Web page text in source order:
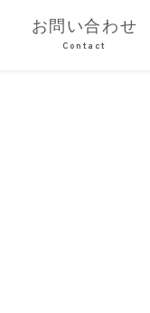
お問い合わせ
Contact